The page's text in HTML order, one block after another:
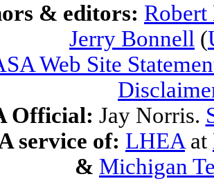
& editors:
Jerry Bonnell (
Web Site
Official: Jay Norris.
service of: LHEA at
& Michigan